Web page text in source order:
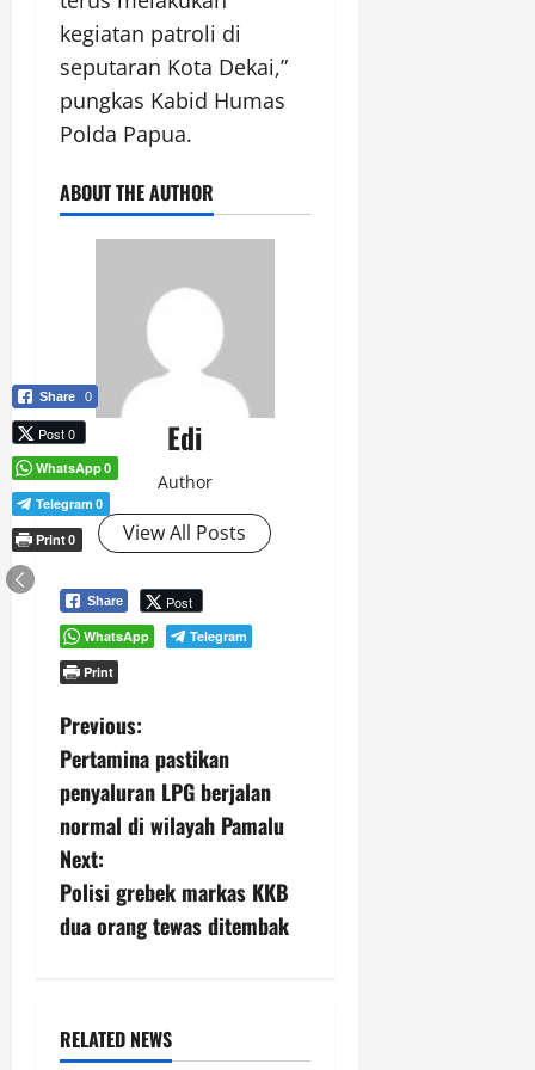
kegiatan patroli di
seputaran Kota Dekai,”
pungkas Kabid Humas
Polda Papua.
ABOUT THE AUTHOR
Edi
Author
View All Posts
Share Post
WhatsApp
Telegram
Print
P
o
s
t
n
v
Previous:
Pertamina pastikan
penyaluran LPG berjalan
normal di wilayah Pamalu
Next:
Polisi grebek markas KKB
dua orang tewas ditembak
RELATED NEWS
Share 0
Post 0
WhatsApp0
Telegram 0
Print0